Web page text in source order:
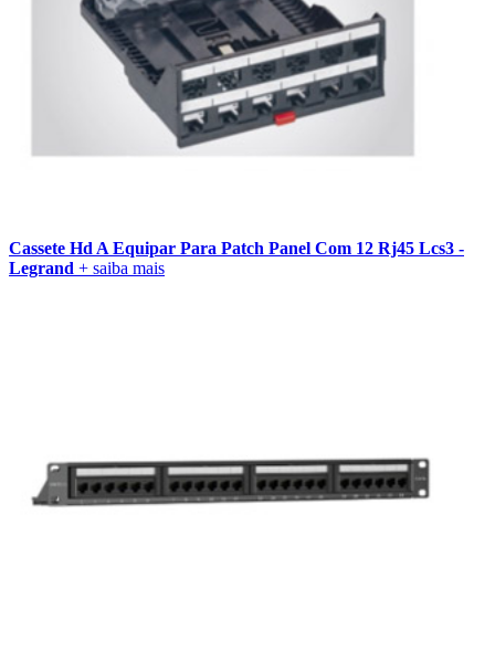
Cassete Hd A Equipar Para Patch Panel Com 12 Rj45 Lcs3 -
Legrand + saiba mais